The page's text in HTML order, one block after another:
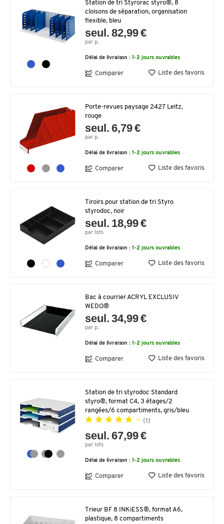
Station de tri Styrorac styro®, 8
cloisons de séparation, organisation
flexible, bleu
seul. 82,99 €
par p.
Délai de livraison : 1-2 jours ouvrables
Comparer Liste des favoris
Porte-revues paysage 2427 Leitz,
rouge
seul. 6,79 €
par p.
Délai de livraison : 1-2 jours ouvrables
Comparer Liste des favoris
Tiroirs pour station de tri Styro
styrodoc, noir
seul. 18,99 €
par lots
Délai de livraison : 1-2 jours ouvrables
Comparer Liste des favoris
Bac à courrier ACRYL EXCLUSIV
WEDO®
seul. 34,99 €
par p.
Délai de livraison : 1-2 jours ouvrables
Comparer Liste des favoris
Station de tri styrodoc Standard
styro®, format C4, 3 étages/2
rangées/6 compartiments, gris/bleu
(1)
seul. 67,99 €
par lots
Délai de livraison : 1-2 jours ouvrables
Comparer Liste des favoris
Trieur BF 8 INKiESS®, format A6,
plastique, 8 compartiments